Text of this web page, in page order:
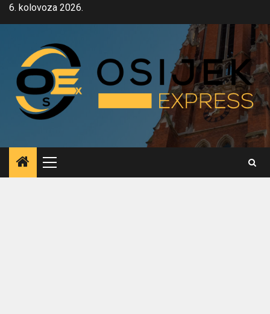
Skip6. kolovoza 2026.
Primary
Menu